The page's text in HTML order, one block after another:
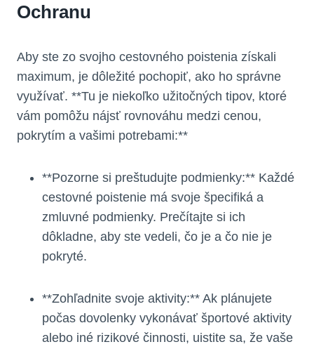
Ochranu
Aby ste zo svojho cestovného poistenia získali
maximum, je dôležité pochopiť, ako ho správne
využívať. **Tu je niekoľko užitočných tipov, ktoré
vám pomôžu nájsť rovnováhu medzi cenou,
pokrytím a vašimi potrebami:**
**Pozorne si preštudujte podmienky:** Každé
cestovné poistenie má svoje špecifiká a
zmluvné podmienky. Prečítajte si ich
dôkladne, aby ste vedeli, čo je a čo nie je
pokryté.
**Zohľadnite svoje aktivity:** Ak plánujete
počas dovolenky vykonávať športové aktivity
alebo iné rizikové činnosti, uistite sa, že vaše